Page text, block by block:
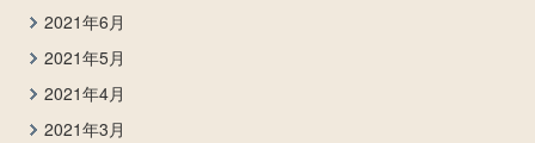
2021年6月
2021年5月
2021年4月
2021年3月